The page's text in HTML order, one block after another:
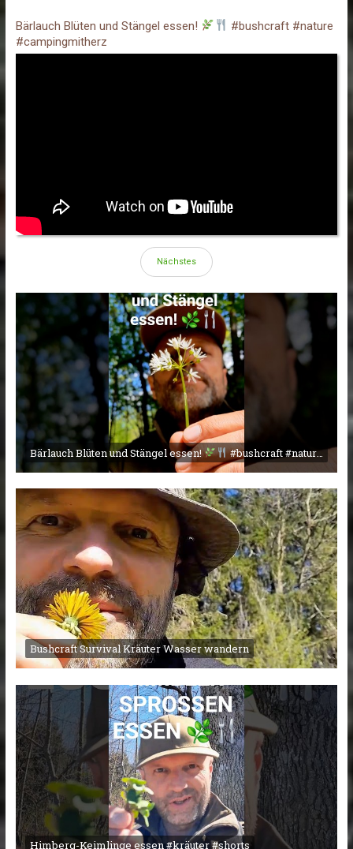
Bärlauch Blüten und Stängel essen!
#bushcraft #nature
#campingmitherz
Nächstes
Bärlauch Blüten und Stängel essen! #bushcraft #nature #campingmitherz
Bushcraft Survival Kräuter Wasser wandern
Himberg-Keimlinge essen #kräuter #shorts